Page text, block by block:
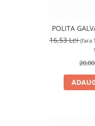
POLITA
16,53 Lei(fara
20,00